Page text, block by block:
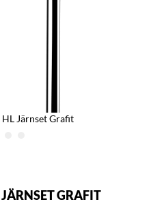
Järnset Grafit
GRAFIT